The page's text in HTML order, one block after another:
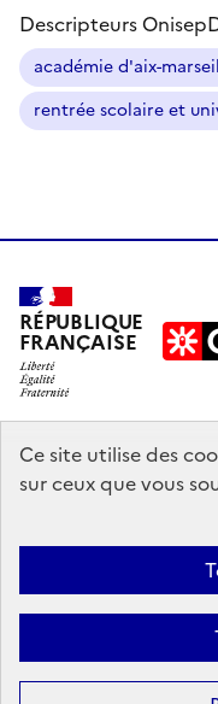
Ce site utilise des
sur ceux que vous
Descripteurs
académie d'aix-
rentrée scolaire et
RÉPUBLIQUE
FRANÇAISE
education.gouv.fr
enseignementsup-
Accessibilité :